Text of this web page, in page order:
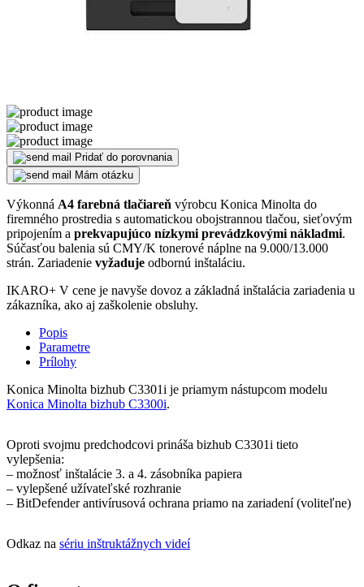
Pridať do porovnania
Mám otázku
Výkonná A4 farebná tlačiareň výrobcu Konica Minolta do
firemného prostredia s automatickou obojstrannou tlačou, sieťovým
pripojením a prekvapujúco nízkymi prevádzkovými nákladmi.
Súčasťou balenia sú CMY/K tonerové náplne na 9.000/13.000
strán. Zariadenie vyžaduje odbornú inštaláciu.
IKARO+ V cene je navyše dovoz a základná inštalácia zariadenia u
zákazníka, ako aj zaškolenie obsluhy.
Popis
Parametre
Prílohy
Konica Minolta bizhub C3301i je priamym nástupcom modelu
Konica Minolta bizhub C3300i.
Oproti svojmu predchodcovi prináša bizhub C3301i tieto
vylepšenia:
– možnosť inštalácie 3. a 4. zásobníka papiera
– vylepšené užívateľské rozhranie
– BitDefender antivírusová ochrana priamo na zariadení (voliteľne)
Odkaz na sériu inštruktážnych videí